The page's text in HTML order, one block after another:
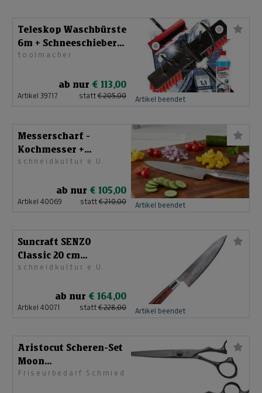
Teleskop Waschbürste
6m + Schneeschieber
& Glasreiniger
toolmacher
ab nur € 113,00
Artikel 39717 statt € 205,00 Artikel beendet
Messerscharf -
Kochmesser +
Handschleifer made in
schneidkultur e.U.
ab nur € 105,00
Artikel 40069 statt € 210,00 Artikel beendet
Suncraft SENZO
Classic 20 cm
Damaststahl-
schneidkultur e.U.
ab nur € 164,00
Artikel 40071 statt € 228,00 Artikel beendet
Aristocut Scheren-Set
Moon
6,0+Effilierschere
Friseurbedarf Schmied